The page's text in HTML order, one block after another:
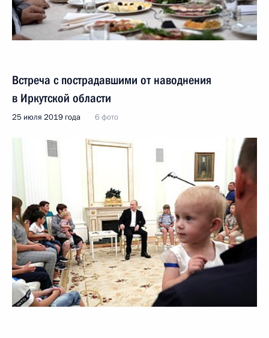
Встреча с пострадавшими от наводнения
в Иркутской области
25 июля 2019 года 6 фото